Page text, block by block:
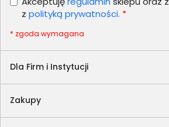
Dla Firm i Instytucji
Zakupy
z polityką prywatności. *
* zgoda wymagana